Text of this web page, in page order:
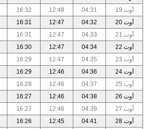
أوت 19
04:31
12:48
16:32
أوت 20
04:32
12:47
16:31
أوت 21
04:33
12:47
16:31
أوت 22
04:34
12:47
16:30
أوت 23
04:35
12:47
16:29
أوت 24
04:36
12:46
16:29
أوت 25
04:37
12:46
16:28
أوت 26
04:38
12:46
16:27
أوت 27
04:39
12:46
16:27
أوت 28
04:41
12:45
16:26